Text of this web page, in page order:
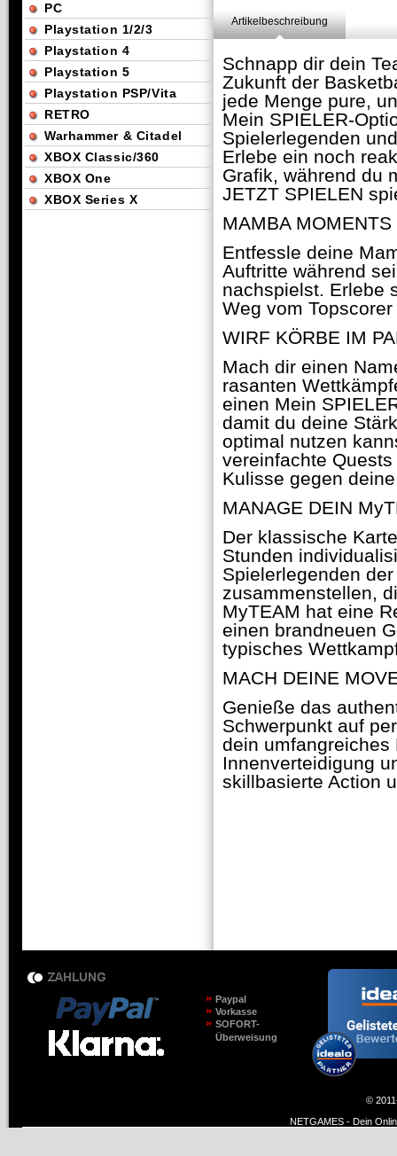
Artikelbeschreibung
Schnapp dir dein
Zukunft der
jede Menge pure,
Mein SPIELER-
Spielerlegenden
Erlebe ein noch
Grafik, während du
JETZT SPIELEN
MAMBA MOMENTS
Entfessle deine
Auftritte während
nachspielst. Erlebe
Weg vom
WIRF KÖRBE IM
Mach dir einen
rasanten
einen Mein
damit du deine
optimal nutzen
vereinfachte
Kulisse gegen
MANAGE DEIN
Der klassische
Stunden
Spielerlegenden
zusammenstellen,
MyTEAM hat eine
einen brandneuen
typisches
MACH DEINE
Genieße das
Schwerpunkt auf
dein umfangreiches
Innenverteidigung
skillbasierte Action
PC
Playstation 1/2/3
Playstation 4
Playstation 5
Playstation PSP/Vita
RETRO
Warhammer & Citadel
XBOX Classic/360
XBOX One
XBOX Series X
Paypal
Vorkasse
SOFORT-
Überweisung
©
NETGAMES - Dein